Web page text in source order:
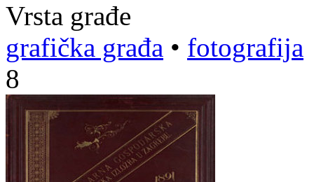
Vrsta građe
grafička građa • fotografija
8